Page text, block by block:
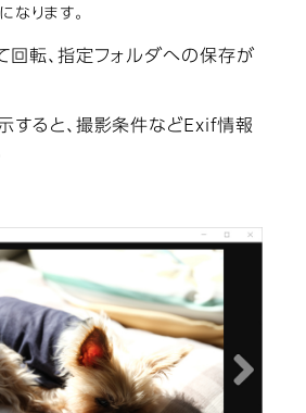
なります。
回転、指定フォルダへの保存が
すると、撮影条件などExif情報